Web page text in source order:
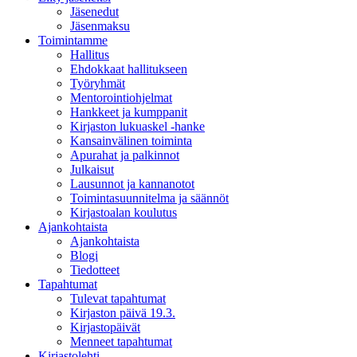
Jäsenedut
Jäsenmaksu
Toimintamme
Hallitus
Ehdokkaat hallitukseen
Työryhmät
Mentorointi­ohjelmat
Hankkeet ja kumppanit
Kirjaston lukuaskel -hanke
Kansainvälinen toiminta
Apurahat ja palkinnot
Julkaisut
Lausunnot ja kannanotot
Toimintasuunnitelma ja säännöt
Kirjastoalan koulutus
Ajankohtaista
Ajankohtaista
Blogi
Tiedotteet
Tapahtumat
Tulevat tapahtumat
Kirjaston päivä 19.3.
Kirjastopäivät
Menneet tapahtumat